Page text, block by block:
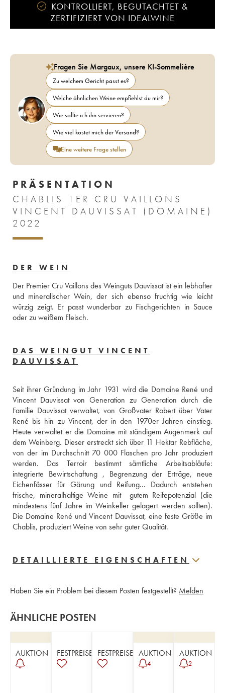
KONTROLLIERT, BEGUTACHTET &
ZERTIFIZIERT VON IDEALWINE
Fragen Sie Margaux, unsere KI-Sommelière
Zu welchem Gericht passt es?
Welche ähnlichen Weine empfiehlst du mir?
Wie sollte ich ihn servieren?
Wie viel kostet mich der Versand?
Eine weitere Frage stellen
PRÄSENTATION
CHABLIS 1ER CRU VAILLONS
VINCENT DAUVISSAT (DOMAINE)
2022
DER WEIN
Der Premier Cru Vaillons des Weinguts Dauvissat ist ein lebhafter
und mineralischer Wein, der sich ebenso fruchtig wie leicht
würzig zeigt. Er passt wunderbar zu Fischgerichten in Sauce
oder zu weißem Fleisch.
DAS WEINGUT VINCENT
DAUVISSAT
Seit ihrer Gründung im Jahr 1931 wird die Domaine René und
Vincent Dauvissat von Generation zu Generation durch die
Familie Dauvissat verwaltet, von Großvater Robert über Vater
René bis hin zu Vincent, der in den 1970er Jahren einstieg.
Heute verwaltet er die Domaine mit ständigem Augenmerk auf
dem Weinberg. Dieser erstreckt sich über 11 Hektar Rebfläche,
von der im Durchschnitt 70 000 Flaschen pro Jahr produziert
werden. Das Terroir bestimmt sämtliche Arbeitsabläufe:
integrierte Bewirtschaftung , Begrenzung der Erträge, neue
Eichenfässer für Gärung und Reifung... Dadurch entstehen
frische, mineralhaltige Weine mit  gutem Reifepotenzial (die
mindestens fünf Jahre im Weinkeller gelagert werden sollten).
Die Domaine René und Vincent Dauvissat, eine feste Größe im
Chablis, produziert Weine von sehr guter Qualität.
DETAILLIERTE EIGENSCHAFTEN
Haben Sie ein Problem bei diesem Posten festgestellt? Melden
ÄHNLICHE POSTEN
AUKTION FESTPREISE FESTPREISE AUKTION
4
AUKTION
2